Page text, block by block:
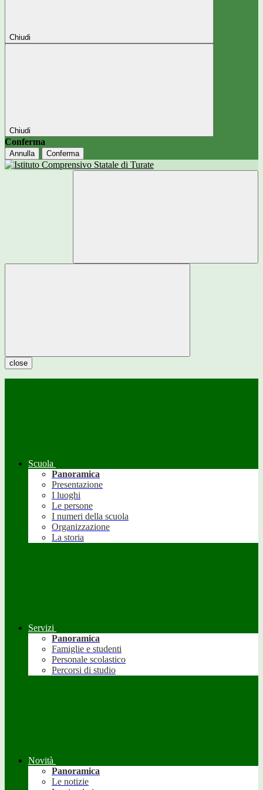
Chiudi
Chiudi
Conferma
Annulla Conferma
close
Scuola
Panoramica
Presentazione
I luoghi
Le persone
I numeri della scuola
Organizzazione
La storia
Servizi
Panoramica
Famiglie e studenti
Personale scolastico
Percorsi di studio
Novità
Panoramica
Le notizie